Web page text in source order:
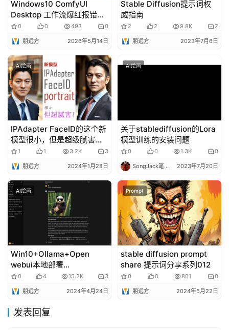
Windows10 ComfyUI
Desktop 工作流爆红报错解
决：No module named
sageattention / triton /
Patch Sage Attention KJ
修复教程
0 0 493 0
朋远方 2026年5月14日
Stable Diffusion提示词权
威指南
2 2 9.8K 2
朋远方 2023年7月6日
AI绘画
IPAdapter FaceID的这个新
模型很小，但是超级腻害！|
portrait | AI绘画教程
1 1 3.2K 3
朋远方 2024年1月28日
AI绘画
关于stablediffusion的Lora
模型训练的安装问题
0 0 1.3K 0
SongJack笔记 2023年7月20日
AI绘画
Win10+Ollama+Open
webui本地部署
LLM(llama3/Codeqwen/lla
va等)与交互式可视化聊天|
本地ChatGPT|SD整合方案
0 4 15.2K 3
朋远方 2024年4月24日
Prompt
stable diffusion prompt
share 提示词分享系列012
0 0 801 0
朋远方 2024年5月22日
发表回复